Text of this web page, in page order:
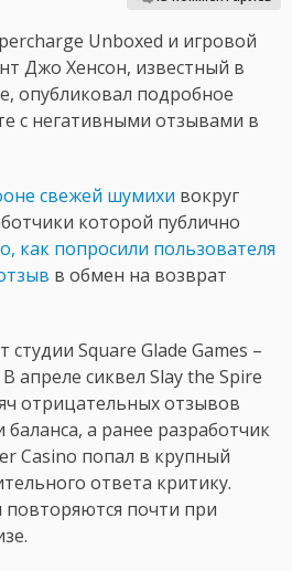
Unboxed и игровой
Джо Хенсон, известный в
опубликовал подробное
с негативными отзывами в
свежей шумихи вокруг
которой публично
как попросили пользователя
в обмен на возврат
Square Glade Games –
апреле сиквел Slay the Spire
отрицательных отзывов
а ранее разработчик
Casino попал в крупный
ответа критику.
почти при